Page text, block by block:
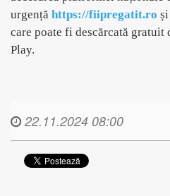
urgență https://fiipregatit.ro
care poate fi descărcată gratuit
Play.
22.11.2024 08:00